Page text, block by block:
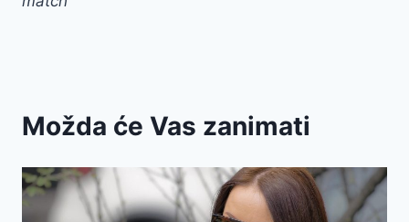
Možda će Vas zanimati